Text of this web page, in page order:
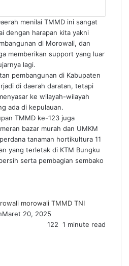
menilai TMMD ini sangat
dengan harapan kita yakni
di Morowali, dan
memberikan support yang luar
lagi.
pembangunan di Kabupaten
di daerah daratan, tetapi
ke wilayah-wilayah
ada di kepulauan.
TMMD ke-123 juga
bazar murah dan UMKM
tanaman hortikultura 11
yang terletak di KTM Bungku
serta pembagian sembako
morowali TMMD TNI
Maret 20, 2025
122 1 minute read